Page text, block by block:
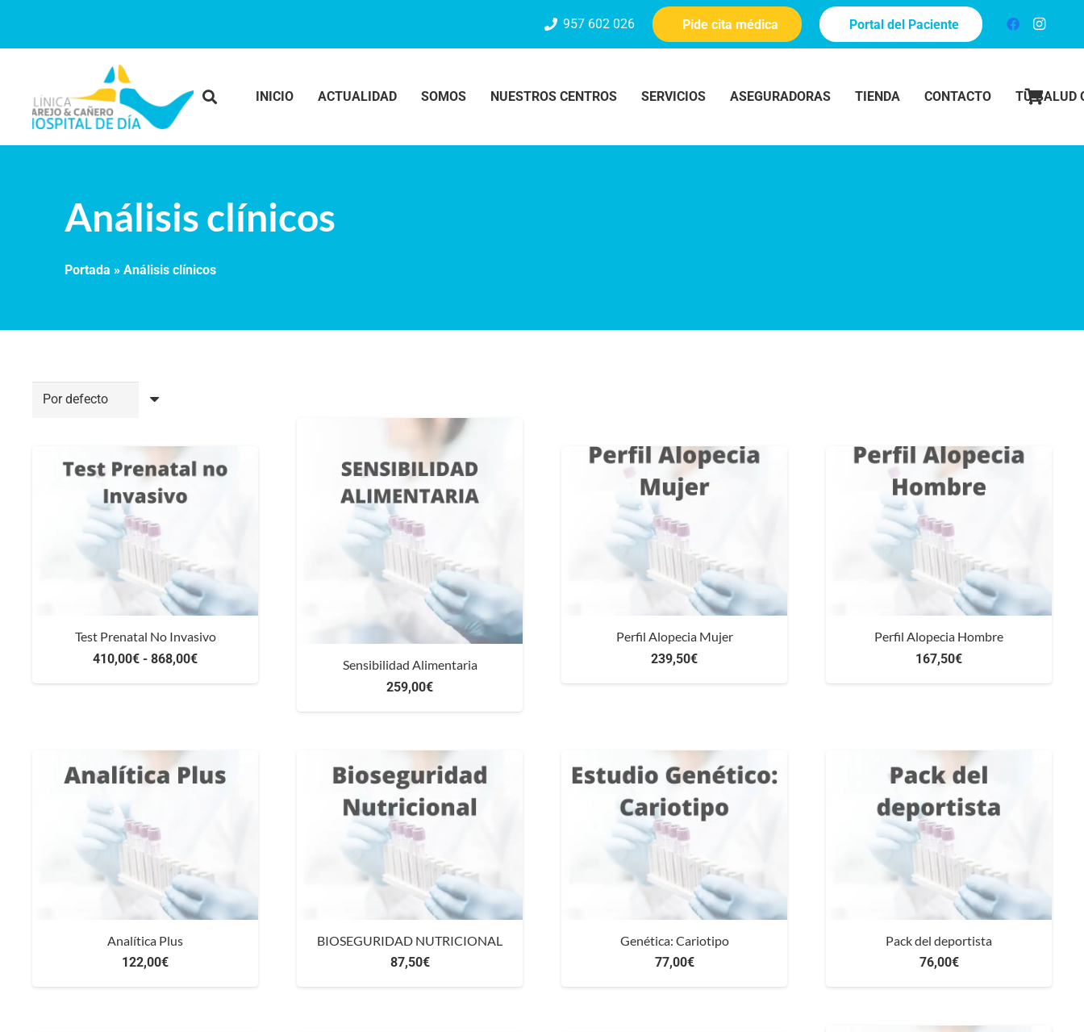
957 602 026 Pide cita médica Portal del Paciente
INICIO ACTUALIDAD SOMOS NUESTROS CENTROS SERVICIOS ASEGURADORAS TIENDA CONTACTO TU SALUD
Análisis clínicos
Portada » Análisis clínicos
Test Prenatal No Invasivo
410,00€ - 868,00€Rango
de
hasta
Sensibilidad Alimentaria
259,00€
Perfil Alopecia Mujer
239,50€
Perfil Alopecia Hombre
167,50€
Analítica Plus
122,00€
BIOSEGURIDAD NUTRICIONAL
87,50€
Genética: Cariotipo
77,00€
Pack del deportista
76,00€